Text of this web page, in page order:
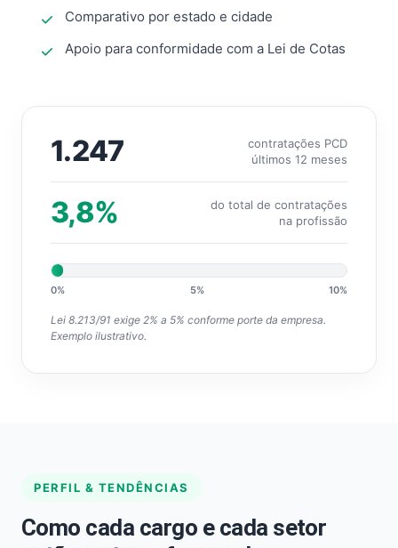
Comparativo por estado e cidade
Apoio para conformidade com a Lei de Cotas
1.247
contratações PCD
últimos 12 meses
3,8%
do total de contratações
na profissão
0% 5% 10%
Lei 8.213/91 exige 2% a 5% conforme porte da empresa.
Exemplo ilustrativo.
PERFIL & TENDÊNCIAS
Como cada cargo e cada setor